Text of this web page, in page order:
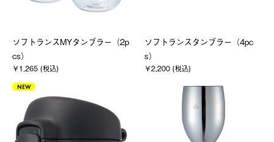
ソフトランスMYタンブラー（2p
cs）
￥1,265 (税込)
ソフトランスタンブラー（4pc
s）
￥2,200 (税込)
NEW